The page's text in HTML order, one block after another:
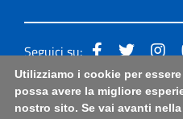
Seguici su:
Accessibilità: form di
questa pagina|Note Legali |
Utilizziamo i cookie per
possa avere la migliore
nostro sito. Se vai avanti